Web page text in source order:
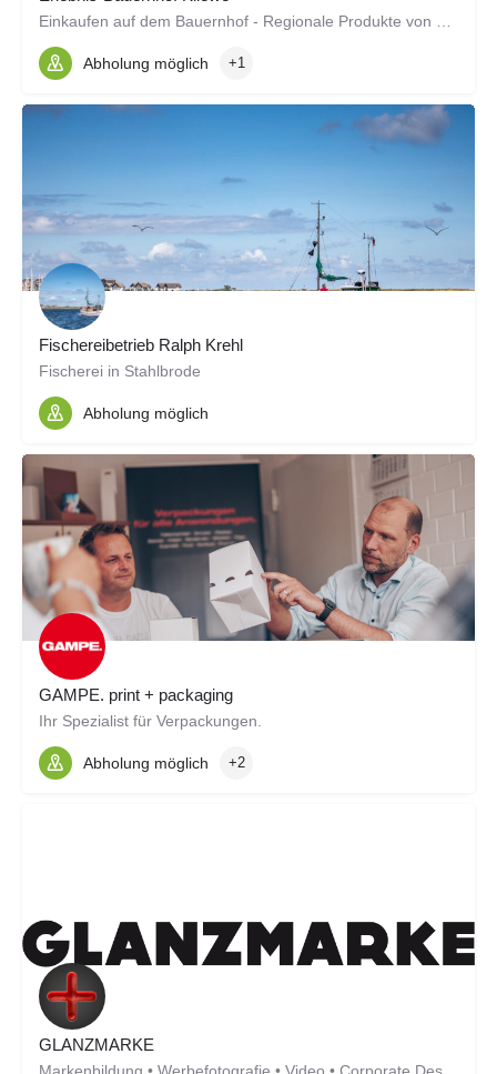
Abholung möglich +1
Fischereibetrieb Ralph Krehl
Fischerei in Stahlbrode
Abholung möglich
GAMPE. print + packaging
Ihr Spezialist für Verpackungen.
Abholung möglich +2
GLANZMARKE